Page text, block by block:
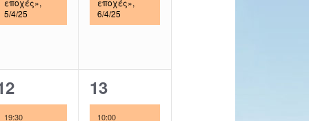
eεποχές»,
5/4/25
e
,
εποχές»,
6/4/25
19:30
1
e
13
10:00